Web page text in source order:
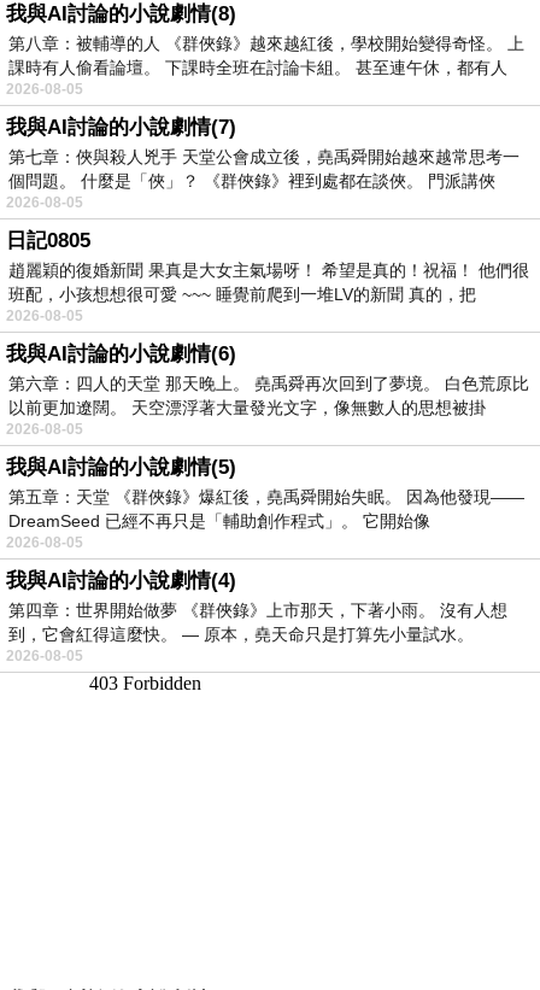
我與AI討論的小說劇情(8)
第八章：被輔導的人 《群俠錄》越來越紅後，學校開始變得奇怪。 上
課時有人偷看論壇。 下課時全班在討論卡組。 甚至連午休，都有人
2026-08-05
我與AI討論的小說劇情(7)
第七章：俠與殺人兇手 天堂公會成立後，堯禹舜開始越來越常思考一
個問題。 什麼是「俠」？ 《群俠錄》裡到處都在談俠。 門派講俠
2026-08-05
日記0805
趙麗穎的復婚新聞 果真是大女主氣場呀！ 希望是真的！祝福！ 他們很
班配，小孩想想很可愛 ~~~ 睡覺前爬到一堆LV的新聞 真的，把
2026-08-05
我與AI討論的小說劇情(6)
第六章：四人的天堂 那天晚上。 堯禹舜再次回到了夢境。 白色荒原比
以前更加遼闊。 天空漂浮著大量發光文字，像無數人的思想被掛
2026-08-05
我與AI討論的小說劇情(5)
第五章：天堂 《群俠錄》爆紅後，堯禹舜開始失眠。 因為他發現——
DreamSeed 已經不再只是「輔助創作程式」。 它開始像
2026-08-05
我與AI討論的小說劇情(4)
第四章：世界開始做夢 《群俠錄》上市那天，下著小雨。 沒有人想
到，它會紅得這麼快。 — 原本，堯天命只是打算先小量試水。
2026-08-05